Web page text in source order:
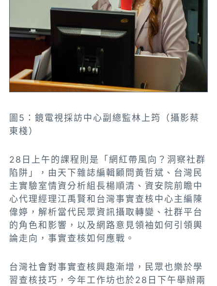
圖5：鏡電視採訪中心副總監林上筠（攝影蔡
東棧）
28日上午的課程則是「網紅帶風向？洞察社群
陷阱」，由天下雜誌編輯顧問黃哲斌、台灣民
主實驗室情資分析組長楊順清、資安院前瞻中
心代理經理江禹賢和台灣事實查核中心主編陳
偉婷，解析當代民眾資訊攝取轉變、社群平台
的角色和影響，以及網路意見領袖如何引領輿
論走向，事實查核如何應戰。
台灣社會對事實查核興趣漸增，民眾也樂於學
習查核技巧，今年工作坊也於28日下午舉辦兩